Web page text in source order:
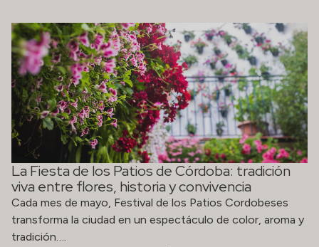
La Fiesta de los Patios de Córdoba: tradición
viva entre flores, historia y convivencia
Cada mes de mayo, Festival de los Patios Cordobeses
transforma la ciudad en un espectáculo de color, aroma y
tradición….